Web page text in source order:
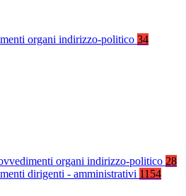
organi indirizzo-politico 34
organi indirizzo-politico 28
dirigenti - amministrativi 1154